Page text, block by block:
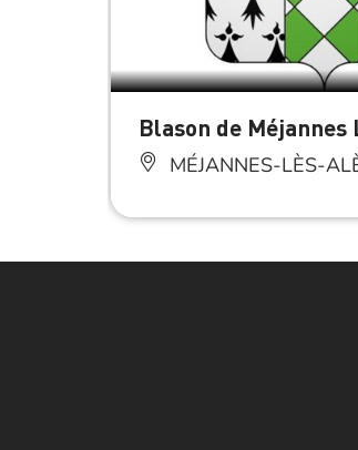
Blason de Méjannes
MÉJANNES-LÈS-